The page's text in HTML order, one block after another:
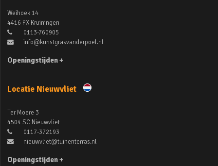
Weihoek 14
4416 PX Kruiningen
0113-760905
info@kunstgrasvanderpoel.nl
Openingstijden +
Locatie Nieuwvliet
Ter Moere 3
4504 SC Nieuwvliet
0117-372193
nieuwvliet@tuinenterras.nl
Openingstijden +